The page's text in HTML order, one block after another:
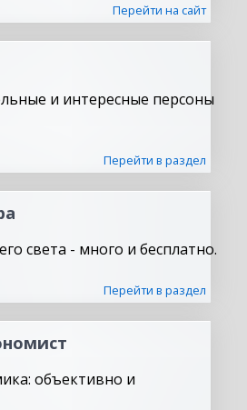
Перейти на сайт
и интересные персоны
Перейти в раздел
света - много и бесплатно.
Перейти в раздел
объективно и